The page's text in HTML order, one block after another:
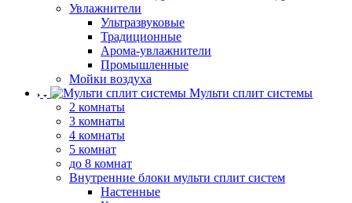
Увлажнители
Ультразвуковые
Традиционные
Арома-увлажнители
Промышленные
Мойки воздуха
Мульти сплит системы
2 комнаты
3 комнаты
4 комнаты
5 комнат
до 8 комнат
Внутренние блоки мульти сплит систем
Настенные